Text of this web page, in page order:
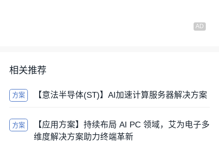
相关推荐
方案 【意法半导体(ST)】AI加速计算服务器解决方案
方案
【应用方案】持续布局 AI PC 领域，艾为电子多
维度解决方案助力终端革新